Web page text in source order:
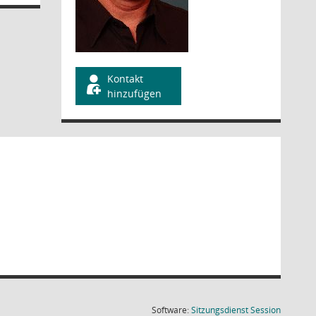
Kontakt
hinzufügen
Software:SitzungsdienstSession(Wird in